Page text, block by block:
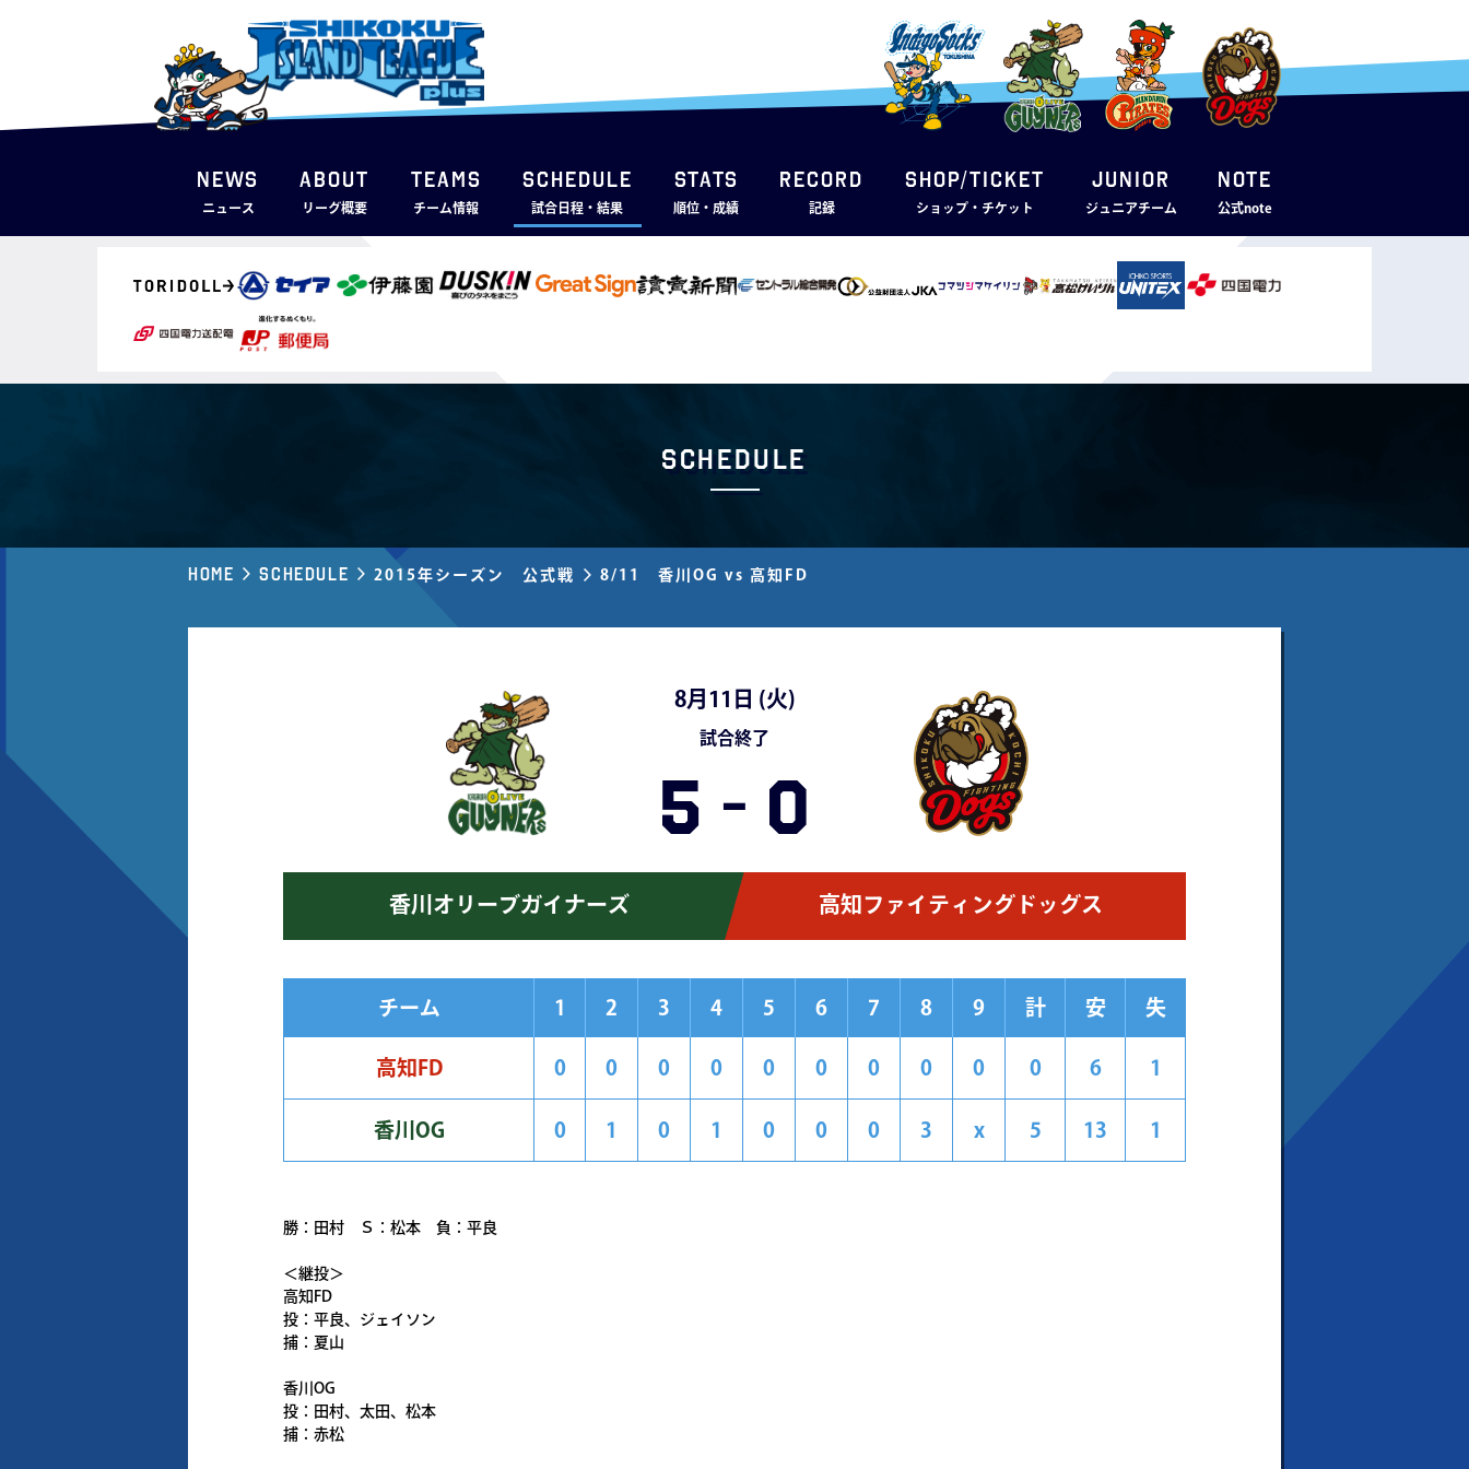
NEWS
ニュース
ABOUT
リーグ概要
TEAMS
チーム情報
SCHEDULE
試合日程・結果
STATS
順位・成績
RECORD
記録
SHOP/TICKET
ショップ・チケット
JUNIOR
ジュニアチーム
note
公式note
Schedule
Home Schedule 2015年シーズン 公式戦 8/11 香川OG vs 高知FD
8月11日 (火)
試合終了
5 - 0
香川オリーブガイナーズ 高知ファイティングドッグス
チーム 1 2 3 4 5 6 7 8 9 計 安 失
高知FD 0 0 0 0 0 0 0 0 0 0 6 1
香川OG 0 1 0 1 0 0 0 3 x 5 13 1
勝：田村 Ｓ：松本 負：平良
＜継投＞
高知FD
投：平良、ジェイソン
捕：夏山
香川OG
投：田村、太田、松本
捕：赤松